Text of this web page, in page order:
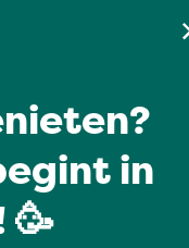
in
🥳